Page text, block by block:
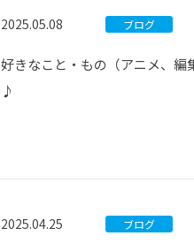
2025.05.08 ブログ
好きなこと・もの（アニメ、編
♪
2025.04.25 ブログ